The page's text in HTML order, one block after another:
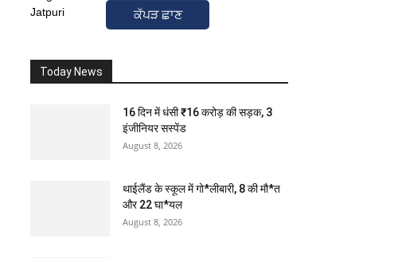
ਕੱਪੜ ਛਾਣ
Today News
16 दिन में धंसी ₹16 करोड़ की सड़क, 3
इंजीनियर सस्पेंड
August 8, 2026
थाईलैंड के स्कूल में गो*लीबारी, 8 की मौ*त
और 22 घा*यल
August 8, 2026